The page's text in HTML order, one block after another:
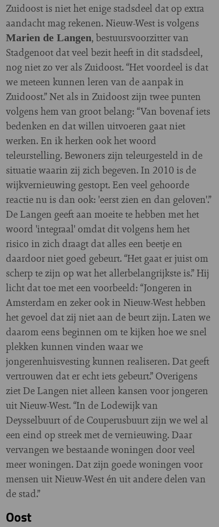
Zuidoost is niet het enige stadsdeel dat op extra
aandacht mag rekenen. Nieuw-West is volgens
Marien de Langen, bestuursvoorzitter van
Stadgenoot dat veel bezit heeft in dit stadsdeel,
nog niet zo ver als Zuidoost. “Het voordeel is dat
we meteen kunnen leren van de aanpak in
Zuidoost.” Net als in Zuidoost zijn twee punten
volgens hem van groot belang: “Van bovenaf iets
bedenken en dat willen uitvoeren gaat niet
werken. En ik herken ook het woord
teleurstelling. Bewoners zijn teleurgesteld in de
situatie waarin zij zich begeven. In 2010 is de
wijkvernieuwing gestopt. Een veel gehoorde
reactie nu is dan ook: 'eerst zien en dan geloven'.”
De Langen geeft aan moeite te hebben met het
woord 'integraal' omdat dit volgens hem het
risico in zich draagt dat alles een beetje en
daardoor niet goed gebeurt. “Het gaat er juist om
scherp te zijn op wat het allerbelangrijkste is.” Hij
licht dat toe met een voorbeeld: “Jongeren in
Amsterdam en zeker ook in Nieuw-West hebben
het gevoel dat zij niet aan de beurt zijn. Laten we
daarom eens beginnen om te kijken hoe we snel
plekken kunnen vinden waar we
jongerenhuisvesting kunnen realiseren. Dat geeft
vertrouwen dat er echt iets gebeurt.” Overigens
ziet De Langen niet alleen kansen voor jongeren
uit Nieuw-West. “In de Lodewijk van
Deysselbuurt of de Couperusbuurt zijn we wel al
een eind op streek met de vernieuwing. Daar
vervangen we bestaande woningen door veel
meer woningen. Dat zijn goede woningen voor
mensen uit Nieuw-West én uit andere delen van
de stad.”
Oost